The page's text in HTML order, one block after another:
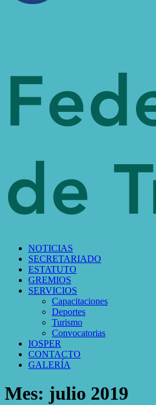
NOTICIAS
SECRETARIADO
ESTATUTO
GREMIOS
SERVICIOS
Capacitaciones
Deportes
Turismo
Convocatorias
IOSPER
CONTACTO
GALERÍA
Mes: julio 2019